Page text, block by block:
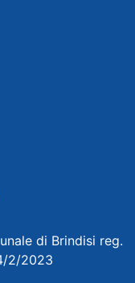
di Brindisi reg.
2/2023